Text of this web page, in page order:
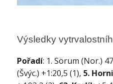
Výsledky
Pořadí: 1. Sörum (Nor.)
(Švýc.) +1:20,5 (1), 5.